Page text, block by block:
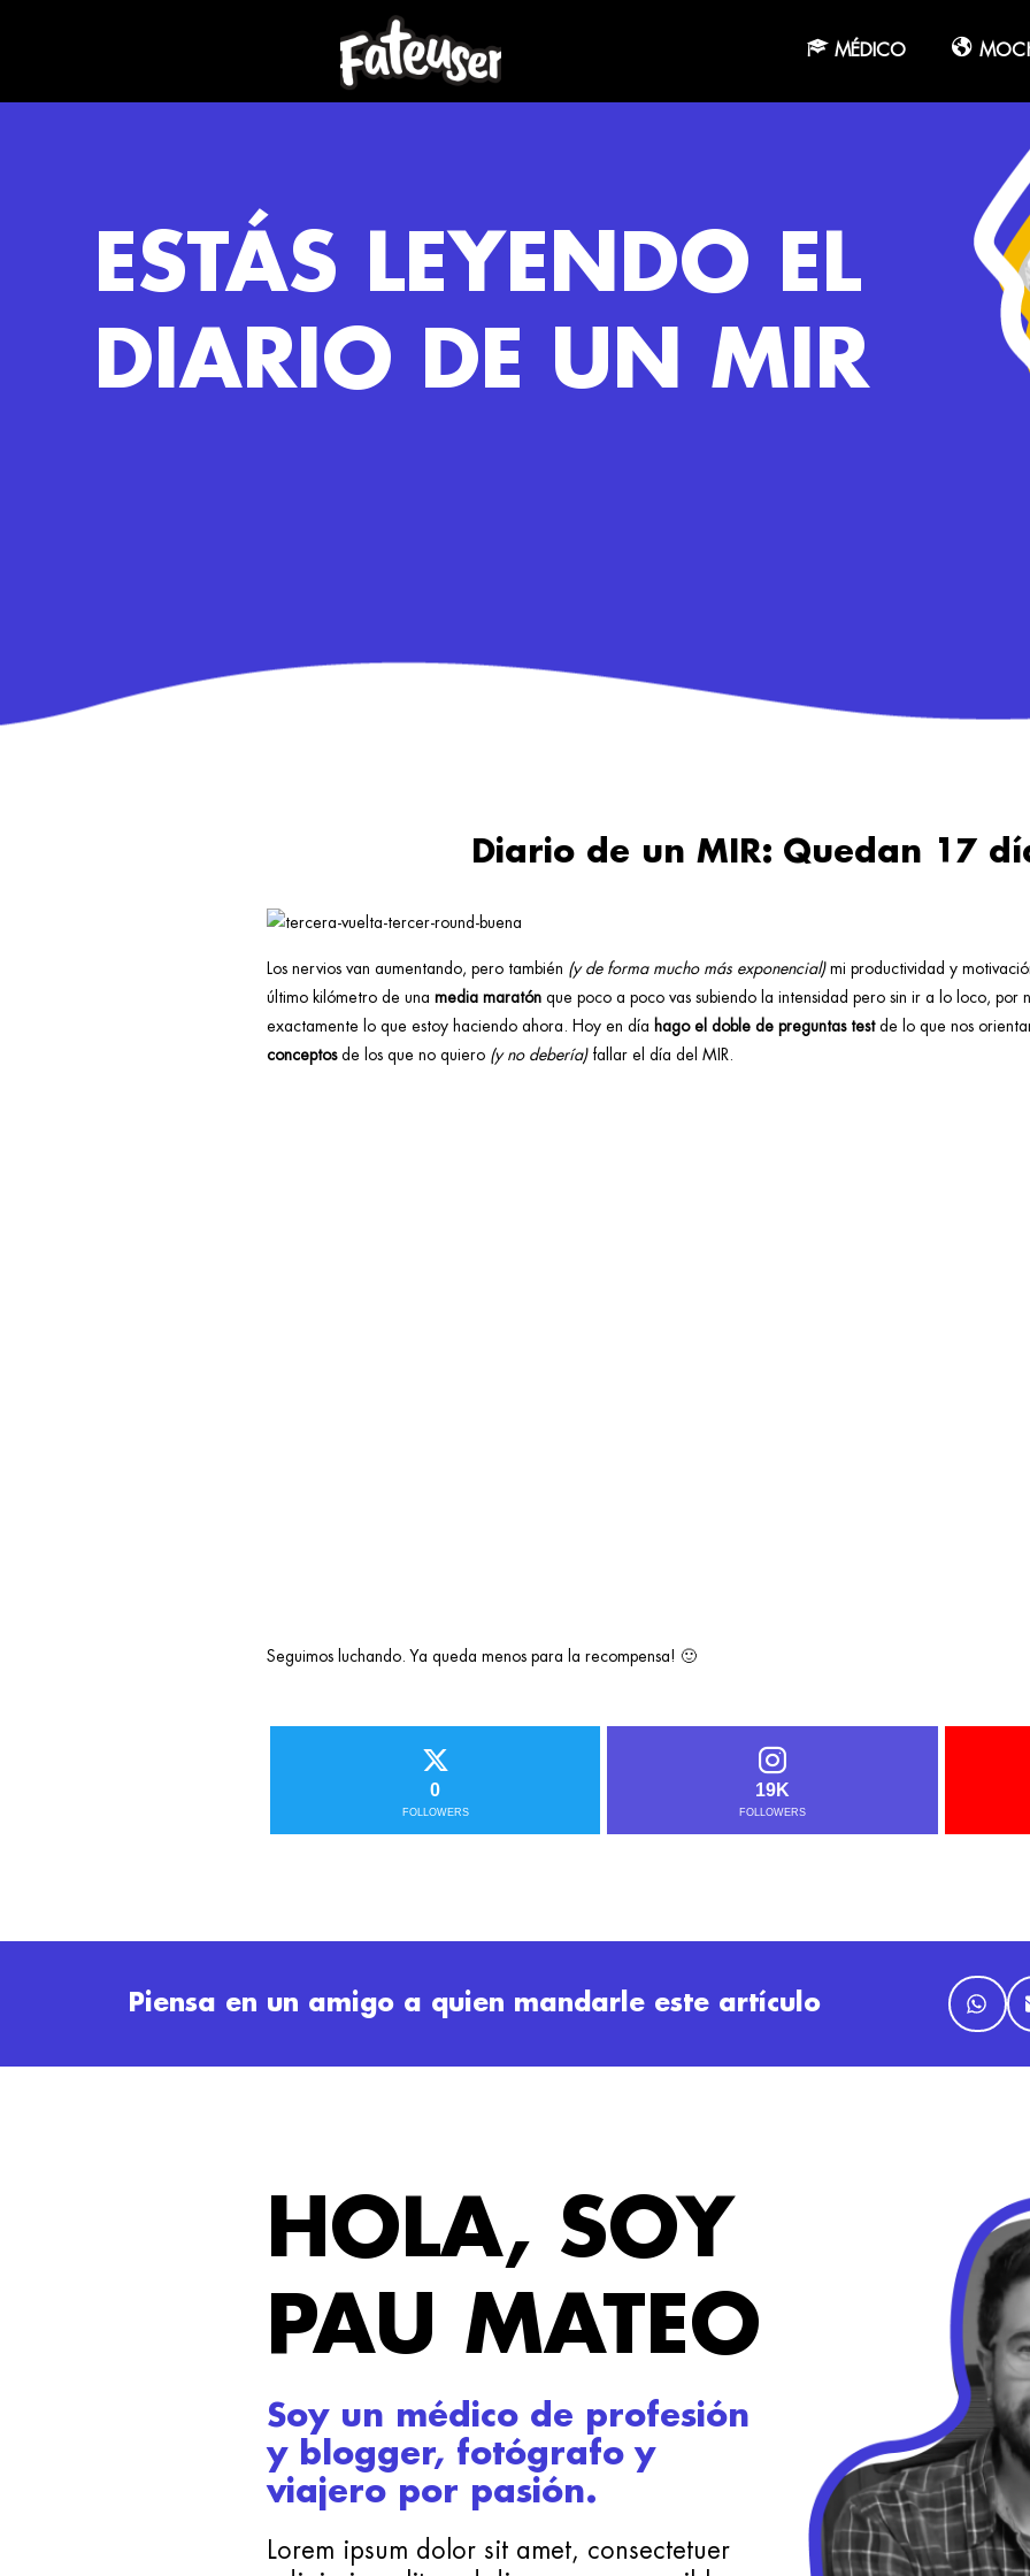
MÉDICO
ESTÁS LEYENDO EL
DIARIO DE UN MIR
Diario de un MIR: Quedan 17
Los nervios van aumentando, pero también (y de forma mucho más exponencial) mi productividad y
último kilómetro de una media maratón que poco a poco vas subiendo la intensidad pero sin ir a lo loco, por
exactamente lo que estoy haciendo ahora. Hoy en día hago el doble de preguntas test de lo que nos
conceptosde los que no quiero (y no debería) fallar el día del MIR.
Seguimos luchando. Ya queda menos para la recompensa! 🙂
0
FOLLOWERS
19K
FOLLOWERS
Piensa en un amigo a quien mandarle este artículo
HOLA, SOY
PAU MATEO
Soy un médico de profesión
y blogger, fotógrafo y
viajero por pasión.
Lorem ipsum dolor sit amet, consectetuer